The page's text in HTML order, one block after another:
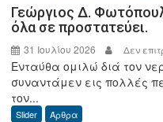
Γεώργιος Δ.
όλα σε προστατεύει.
31 Ιουλίου 2026 Δεν
Ενταύθα ομιλώ διά τον
συναντάμεν εις πολλές
τον...
Slider Άρθρα